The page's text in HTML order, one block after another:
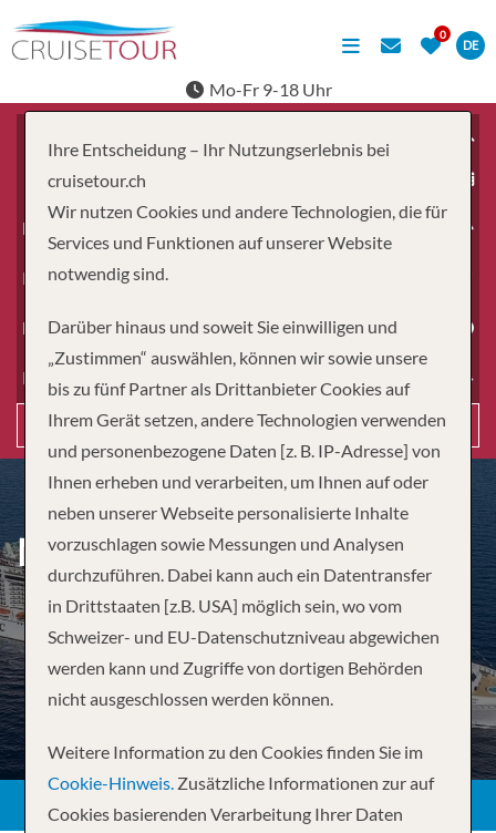
DE
Mo-Fr 9-18 Uhr
Erwachsene
Kinder
Dauer
Reiseart
Suchen
MITTELMEER AB GENUA
Ihre Entscheidung – Ihr Nutzungserlebnis bei
cruisetour.ch
Wir nutzen Cookies und andere Technologien, die für
Services und Funktionen auf unserer Website
notwendig sind.
Darüber hinaus und soweit Sie einwilligen und
„Zustimmen“ auswählen, können wir sowie unsere
bis zu fünf Partner als Drittanbieter Cookies auf
Ihrem Gerät setzen, andere Technologien verwenden
und personenbezogene Daten [z. B. IP-Adresse] von
Ihnen erheben und verarbeiten, um Ihnen auf oder
neben unserer Webseite personalisierte Inhalte
vorzuschlagen sowie Messungen und Analysen
durchzuführen. Dabei kann auch ein Datentransfer
in Drittstaaten [z.B. USA] möglich sein, wo vom
Schweizer- und EU-Datenschutzniveau abgewichen
werden kann und Zugriffe von dortigen Behörden
nicht ausgeschlossen werden können.
Weitere Information zu den Cookies finden Sie im
Cookie-Hinweis. Zusätzliche Informationen zur auf
Cookies basierenden Verarbeitung Ihrer Daten